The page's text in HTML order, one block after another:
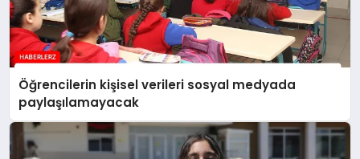
Öğrencilerin kişisel verileri sosyal medyada
paylaşılamayacak